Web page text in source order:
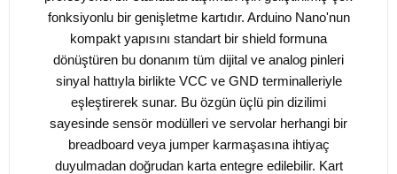
fonksiyonlu bir genişletme kartıdır. Arduino Nano'nun
kompakt yapısını standart bir shield formuna
dönüştüren bu donanım tüm dijital ve analog pinleri
sinyal hattıyla birlikte VCC ve GND terminalleriyle
eşleştirerek sunar. Bu özgün üçlü pin dizilimi
sayesinde sensör modülleri ve servolar herhangi bir
breadboard veya jumper karmaşasına ihtiyaç
duyulmadan doğrudan karta entegre edilebilir. Kart